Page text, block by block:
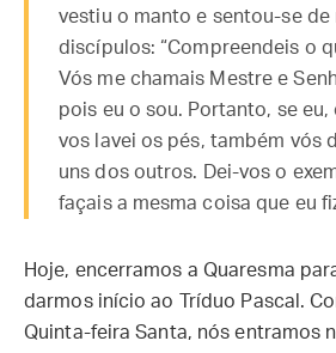
vestiu o manto e sentou-se de
discípulos: “Compreendeis o
Vós me chamais Mestre e
pois eu o sou. Portanto, se eu,
vos lavei os pés, também vós
uns dos outros. Dei-vos o
façais a mesma coisa que eu
Hoje, encerramos a Quaresma
darmos início ao Tríduo Pascal.
Quinta-feira Santa, nós entramos